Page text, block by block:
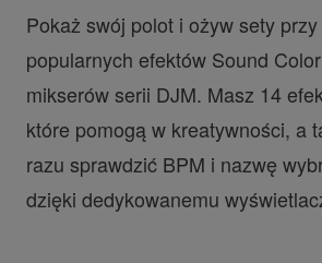
Pokaż swój polot i ożyw sety
popularnych efektów Sound
mikserów serii DJM. Masz 14
które pomogą w kreatywności, a
razu sprawdzić BPM i nazwę
dzięki dedykowanemu